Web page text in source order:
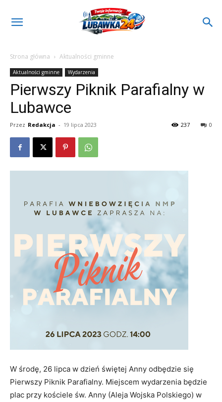
Strona główna Aktualności gminne
Aktualności gminne Wydarzenia
Pierwszy Piknik Parafialny w
Lubawce
Przez Redakcja - 19 lipca 2023 0
237
W środę, 26 lipca w dzień świętej Anny odbędzie się
Pierwszy Piknik Parafialny. Miejscem wydarzenia będzie
plac przy kościele św. Anny (Aleja Wojska Polskiego) w